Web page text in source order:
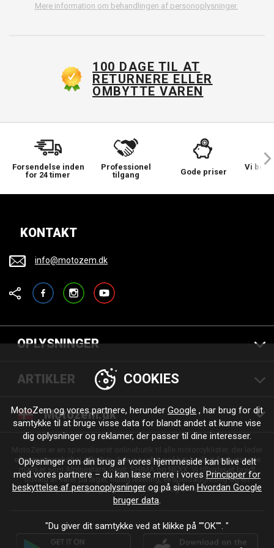
Mere information om behandlingen af personoplysninger.
100 DAGE TIL AT
RETURNERE ELLER
OMBYTTE VAREN
Forsendelse inden
for 24 timer
Professionel
tilgang
Gode priser
Vi
KONTAKT
info@motozem.dk
FacebookInstagramYouTube
OPLYSNINGER
ARTIKLER
Motozem.dk
efter motorcykeltøj, tilbehør, dele og udstyr af høj kvalitet fra betroede
mærker som Alpinestars, Revit, SHIMA og NEXX. Vi tilbyder et bredt
udvalg af varer på lager, hurtig levering, ekspertrådgivning og en
personlig tilgang – til enhver tur og enhver stil.
COOKIES
MotoZem og vores partnere, herunder Google , har brug for dit
samtykke til at bruge visse data for blandt andet at kunne vise
dig oplysninger og reklamer, der passer til dine interesser.
Oplysninger om din brug af vores hjemmeside kan blive delt
med vores partnere – du kan læse mere i vores Principper for
beskyttelse af personoplysninger og på siden Hvordan Google
bruger data.
"Du giver dit samtykke ved at klikke på ""OK"". "